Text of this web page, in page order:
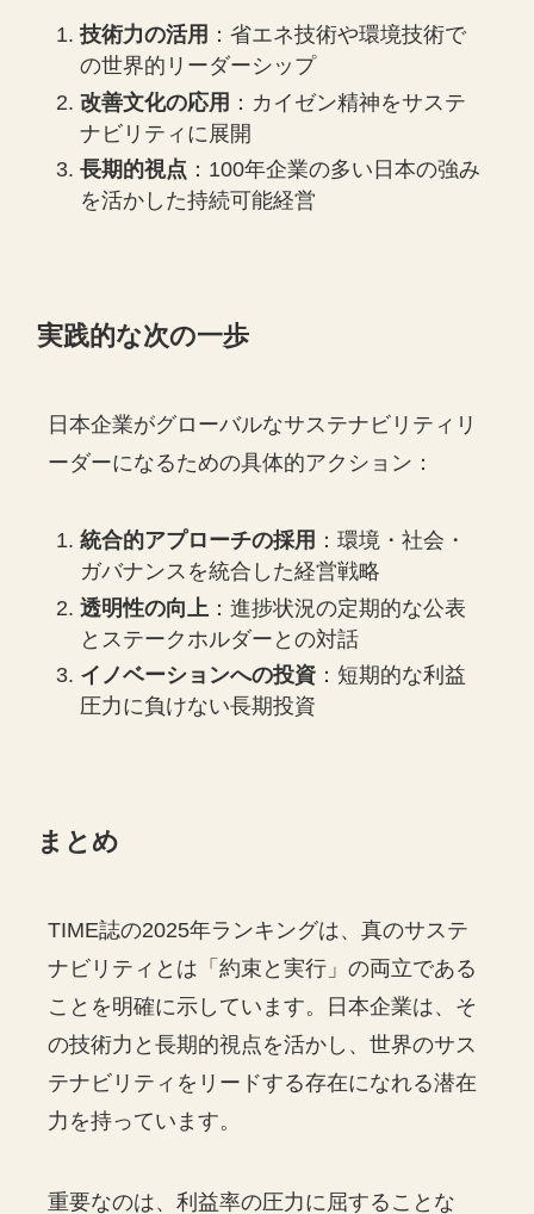
技術力の活用 ：省エネ技術や環境技術で
の世界的リーダーシップ
改善文化の応用 ：カイゼン精神をサステ
ナビリティに展開
長期的視点 ：100年企業の多い日本の強み
を活かした持続可能経営
実践的な次の一歩
日本企業がグローバルなサステナビリティリ
ーダーになるための具体的アクション：
統合的アプローチの採用 ：環境・社会・
ガバナンスを統合した経営戦略
透明性の向上 ：進捗状況の定期的な公表
とステークホルダーとの対話
イノベーションへの投資 ：短期的な利益
圧力に負けない長期投資
まとめ
TIME誌の2025年ランキングは、真のサステ
ナビリティとは「約束と実行」の両立である
ことを明確に示しています。日本企業は、そ
の技術力と長期的視点を活かし、世界のサス
テナビリティをリードする存在になれる潜在
力を持っています。
重要なのは、利益率の圧力に屈することな